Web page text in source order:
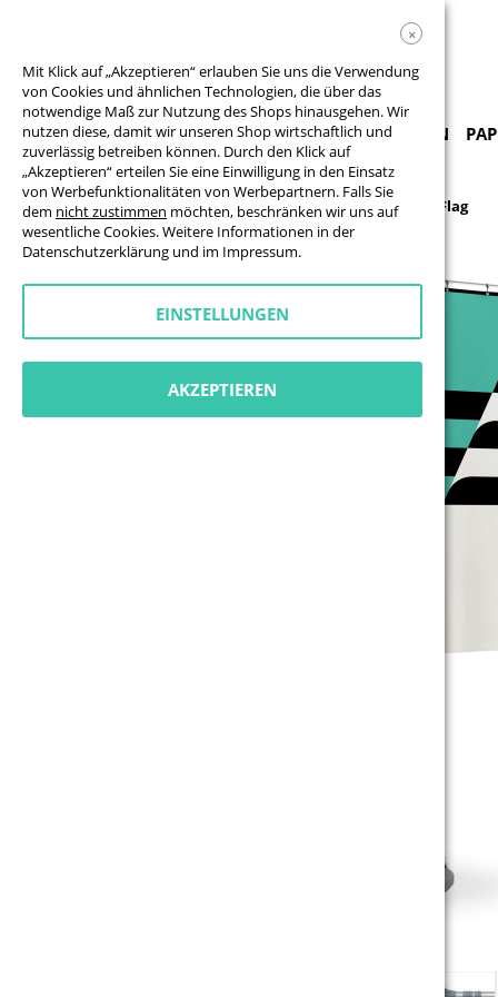
PRODUKTE & VORLAGEN BANNER FAHNEN
Fahnen & Beachflags Beachflags Wind Dancer-Flag
Zum
der
×
Mit Klick auf „Akzeptieren“ erlauben Sie uns die Verwendung
von Cookies und ähnlichen Technologien, die über das
notwendige Maß zur Nutzung des Shops hinausgehen. Wir
nutzen diese, damit wir unseren Shop wirtschaftlich und
zuverlässig betreiben können. Durch den Klick auf
„Akzeptieren“ erteilen Sie eine Einwilligung in den Einsatz
von Werbefunktionalitäten von Werbepartnern. Falls Sie
dem nicht zustimmen möchten, beschränken wir uns auf
wesentliche Cookies. Weitere Informationen in der
Datenschutzerklärung und im Impressum.
EINSTELLUNGEN
AKZEPTIEREN